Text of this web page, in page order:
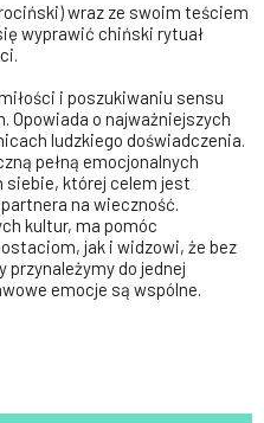
wraz ze swoim teściem
wyprawić chiński rytuał
i poszukiwaniu sensu
Opowiada o najważniejszych
ludzkiego doświadczenia.
pełną emocjonalnych
siebie, której celem jest
na wieczność.
kultur, ma pomóc
jak i widzowi, że bez
przynależymy do jednej
emocje są wspólne.